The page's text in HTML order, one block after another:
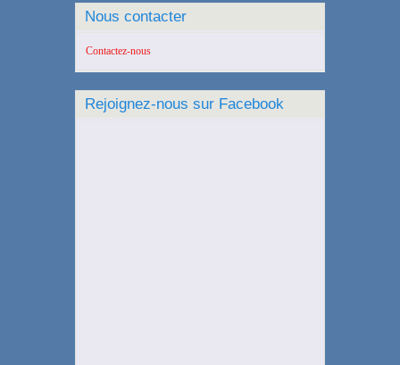
Nous contacter
Contactez-nous
Rejoignez-nous sur Facebook